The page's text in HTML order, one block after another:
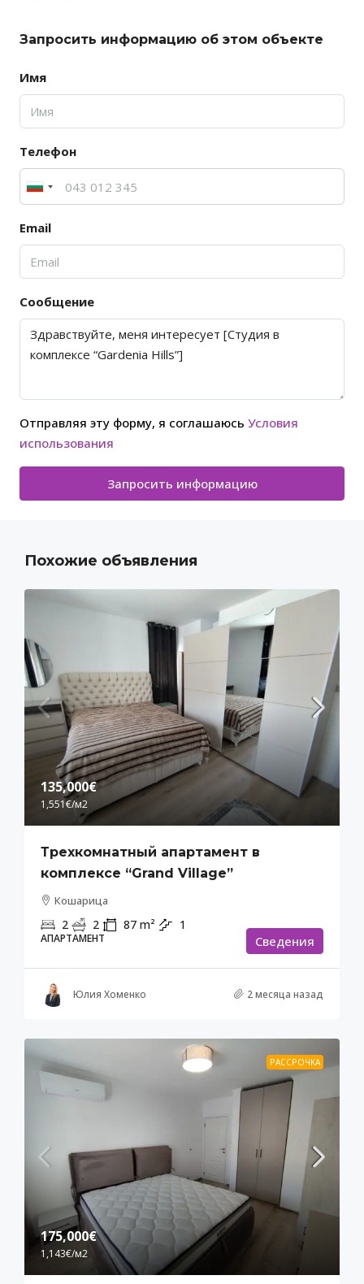
Запросить информацию об этом объекте
Имя
Телефон
Email
Сообщение
Отправляя эту форму, я соглашаюсь Условия
использования
Запросить информацию
Похожие объявления
135,000€
1,551€/м2
Трехкомнатный апартамент в
комплексе “Grand Village”
Кошарица
2 2 87 m² 1
АПАРТАМЕНТ Cведения
Юлия Хоменко 2 месяца назад
РАССРОЧКА
175,000€
1,143€/м2